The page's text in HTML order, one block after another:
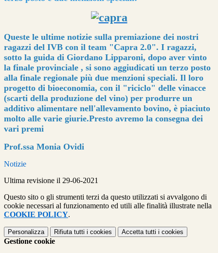
Queste le ultime notizie sulla premiazione dei nostri
ragazzi del IVB con il team "Capra 2.0". I ragazzi,
sotto la guida di Giordano Lipparoni, dopo aver vinto
la finale provinciale , si sono aggiudicati un terzo posto
alla finale regionale più due menzioni speciali. Il loro
progetto di bioeconomia, con il "riciclo" delle vinacce
(scarti della produzione del vino) per produrre un
additivo alimentare nell'allevamento bovino, è piaciuto
molto alle varie giurie.Presto avremo la consegna dei
vari premi
Prof.ssa Monia Ovidi
Notizie
Ultima revisione il 29-06-2021
Questo sito o gli strumenti terzi da questo utilizzati si avvalgono di
cookie necessari al funzionamento ed utili alle finalità illustrate nella
COOKIE POLICY.
Personalizza Rifiuta tutti i cookies Accetta tutti i cookies
Gestione cookie